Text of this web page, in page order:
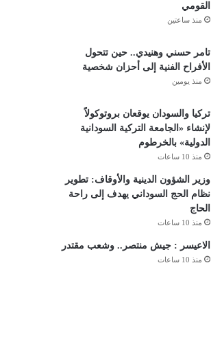
القومي
منذ ساعتين
تامر حسني وهنيدي.. حين تتحول
الأفراح الفنية إلى أحزان شخصية
منذ يومين
تركيا والسودان يوقعان بروتوكولاً
لإنشاء «الجامعة التركية السودانية
الدولية» بالخرطوم
منذ 10 ساعات
وزير الشؤون الدينية والأوقاف: تطوير
نظام الحج السوداني يهدف إلى راحة
الحاج
منذ 10 ساعات
الاعيسر : جيش منتصر.. وشعب مقتدر
منذ 10 ساعات